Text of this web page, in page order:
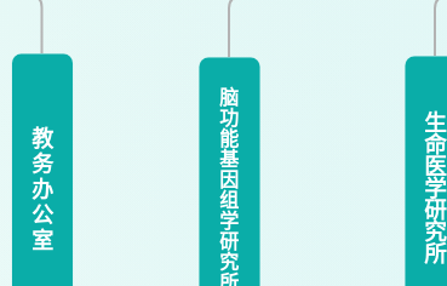
脑
功
能
基
因
组
学
研
究
生
命
医
学
研
究
所
教
务
办
公
室